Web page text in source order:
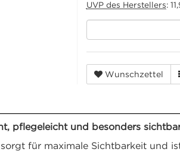
UVP des Herstellers:
Wunschzettel
pflegeleicht und besonders
für maximale Sichtbarkeit und